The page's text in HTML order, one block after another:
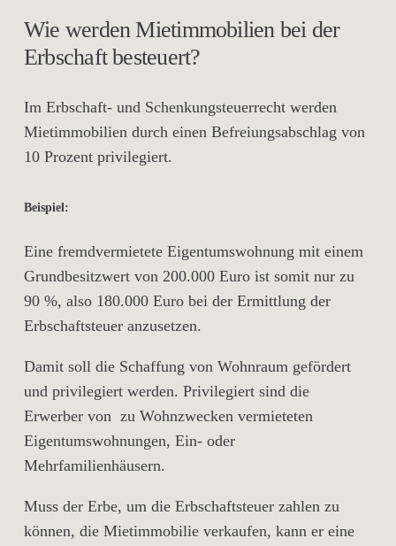
Wie werden Mietimmobilien bei der
Erbschaft besteuert?
Im Erbschaft- und Schenkungsteuerrecht werden
Mietimmobilien durch einen Befreiungsabschlag von
10 Prozent privilegiert.
Beispiel:
Eine fremdvermietete Eigentumswohnung mit einem
Grundbesitzwert von 200.000 Euro ist somit nur zu
90 %, also 180.000 Euro bei der Ermittlung der
Erbschaftsteuer anzusetzen.
Damit soll die Schaffung von Wohnraum gefördert
und privilegiert werden. Privilegiert sind die
Erwerber von zu Wohnzwecken vermieteten
Eigentumswohnungen, Ein- oder
Mehrfamilienhäusern.
Muss der Erbe, um die Erbschaftsteuer zahlen zu
können, die Mietimmobilie verkaufen, kann er eine